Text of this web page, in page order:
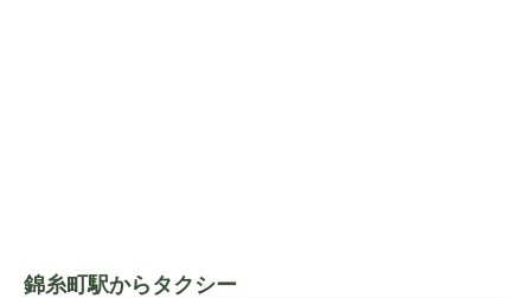
錦糸町駅からタクシー